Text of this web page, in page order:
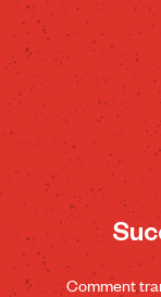
Skip
content
Comment